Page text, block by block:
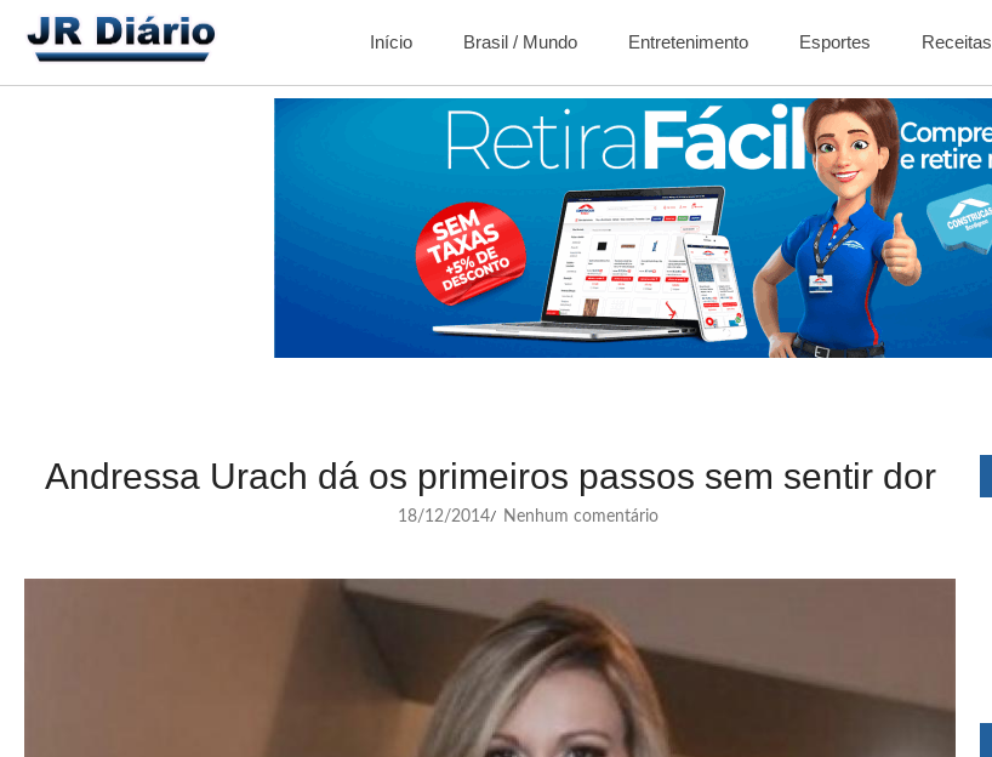
Início Brasil / Mundo Entretenimento Esportes Receitas
Andressa Urach dá os primeiros passos sem sentir dor
18/12/2014/ Nenhum comentário